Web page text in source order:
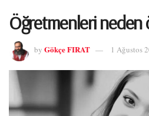
Öğretmenleri neden
by Gökçe FIRAT 1 Ağustos